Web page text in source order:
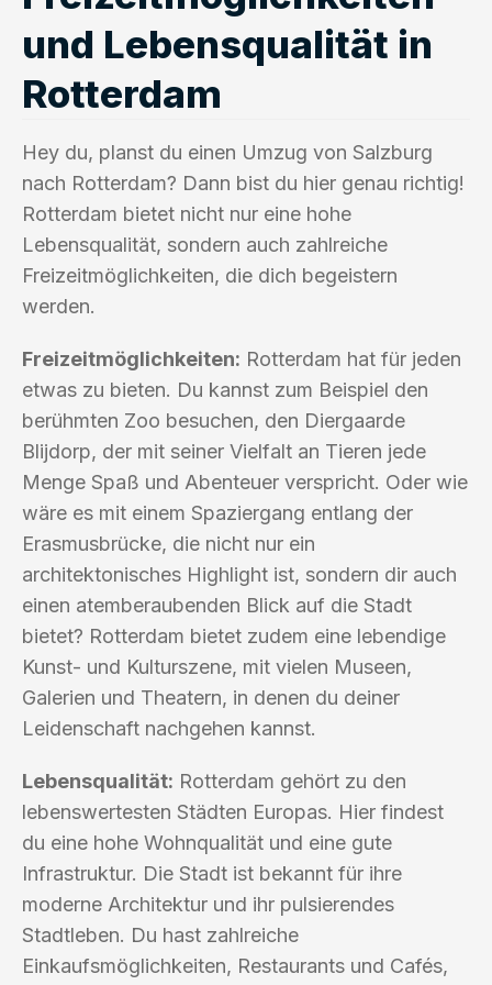
und Lebensqualität in
Rotterdam
Hey du, planst du einen Umzug von Salzburg
nach Rotterdam? Dann bist du hier genau richtig!
Rotterdam bietet nicht nur eine hohe
Lebensqualität, sondern auch zahlreiche
Freizeitmöglichkeiten, die dich begeistern
werden.
Freizeitmöglichkeiten: Rotterdam hat für jeden
etwas zu bieten. Du kannst zum Beispiel den
berühmten Zoo besuchen, den Diergaarde
Blijdorp, der mit seiner Vielfalt an Tieren jede
Menge Spaß und Abenteuer verspricht. Oder wie
wäre es mit einem Spaziergang entlang der
Erasmusbrücke, die nicht nur ein
architektonisches Highlight ist, sondern dir auch
einen atemberaubenden Blick auf die Stadt
bietet? Rotterdam bietet zudem eine lebendige
Kunst- und Kulturszene, mit vielen Museen,
Galerien und Theatern, in denen du deiner
Leidenschaft nachgehen kannst.
Lebensqualität: Rotterdam gehört zu den
lebenswertesten Städten Europas. Hier findest
du eine hohe Wohnqualität und eine gute
Infrastruktur. Die Stadt ist bekannt für ihre
moderne Architektur und ihr pulsierendes
Stadtleben. Du hast zahlreiche
Einkaufsmöglichkeiten, Restaurants und Cafés,